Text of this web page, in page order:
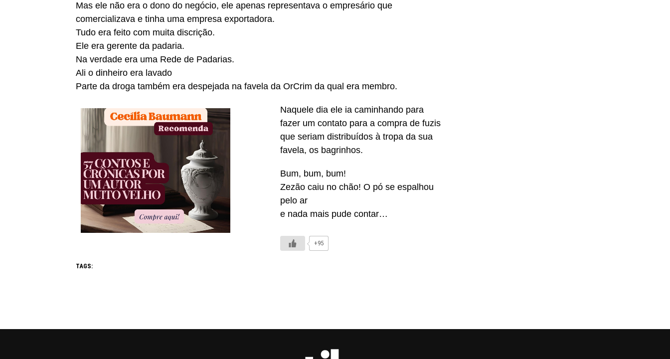
Mas ele não era o dono do negócio, ele apenas representava o empresário que
comercializava e tinha uma empresa exportadora.
Tudo era feito com muita discrição.
Ele era gerente da padaria.
Na verdade era uma Rede de Padarias.
Ali o dinheiro era lavado
Parte da droga também era despejada na favela da OrCrim da qual era membro.
Naquele dia ele ia caminhando para
fazer um contato para a compra de fuzis
que seriam distribuídos à tropa da sua
favela, os bagrinhos.
Bum, bum, bum!
Zezão caiu no chão! O pó se espalhou
pelo ar
e nada mais pude contar…
+95
TAGS: